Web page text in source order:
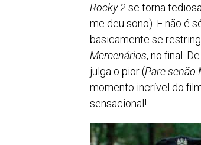
Rocky 2 se torna
me deu sono). E não é
basicamente se
Mercenários, no final.
julga o pior (Pare senão
momento incrível do
sensacional!